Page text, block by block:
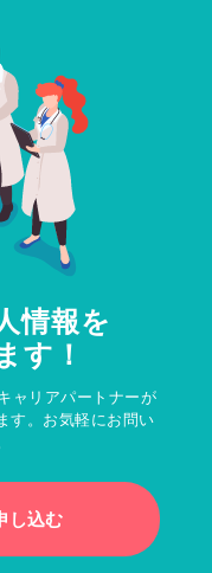
情報を
す！
ャリアパートナーが
す。お気軽にお問い
し込む